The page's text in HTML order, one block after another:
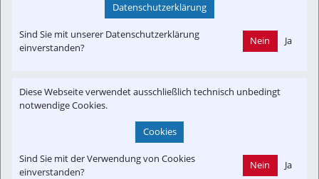
Neubau-Infra
Datenschutzerklärung
Sind Sie mit unserer Datenschutzerklärung
einverstanden?
Nein Ja
Diese Webseite verwendet ausschließlich technisch unbedingt
notwendige Cookies.
Cookies
Sind Sie mit der Verwendung von Cookies
einverstanden?
Nein Ja